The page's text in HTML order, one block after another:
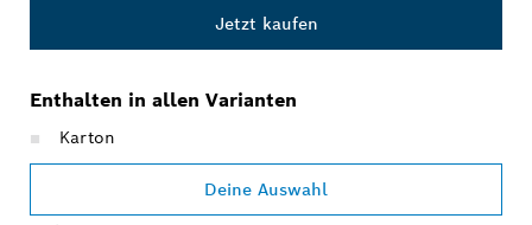
Jetzt kaufen
Enthalten in allen Varianten
Karton
Deine Auswahl